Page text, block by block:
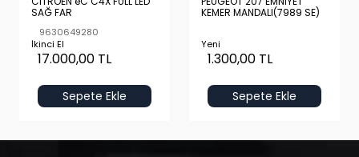
SAĞ FAR
9630649280
İkinci El
17.000,00 TL
Sepete Ekle
KEMER MANDALI(7989 SE)
Yeni
1.300,00 TL
Sepete Ekle